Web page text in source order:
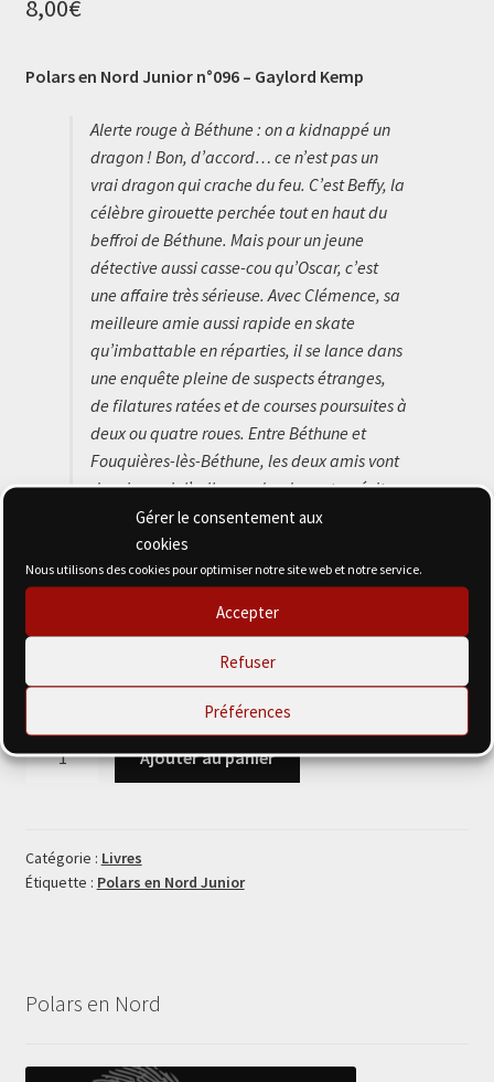
Gérer le consentement aux
cookies
Nous utilisons des cookies pour optimiser notre site web et notre service.
Accepter
Refuser
Préférences
8,00€
Polars en Nord Junior n°096 – Gaylord Kemp
Alerte rouge à Béthune : on a kidnappé un
dragon ! Bon, d’accord… ce n’est pas un
vrai dragon qui crache du feu. C’est Beffy, la
célèbre girouette perchée tout en haut du
beffroi de Béthune. Mais pour un jeune
détective aussi casse-cou qu’Oscar, c’est
une affaire très sérieuse. Avec Clémence, sa
meilleure amie aussi rapide en skate
qu’imbattable en réparties, il se lance dans
une enquête pleine de suspects étranges,
de filatures ratées et de courses poursuites à
deux ou quatre roues. Entre Béthune et
Fouquières-lès-Béthune, les deux amis vont
devoir ouvrir l’œil, prendre des notes, éviter
les ennuis… et surtout ne pas se faire
attraper par Bruno, le chef de la police
municipale qui les suit de près.
ISBN : 9782487020870
de
Béthune
Ajouter au panier
Catégorie : Livres
Étiquette : Polars en Nord Junior
Polars en Nord